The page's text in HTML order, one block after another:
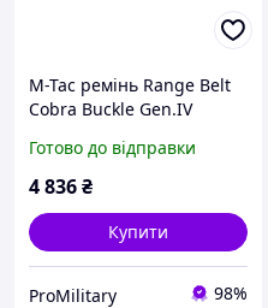
M-Tac ремінь Range Belt
Cobra Buckle Gen.IV
тактичний
Готово до відправки
4 836₴
Купити
ProMilitary 98%